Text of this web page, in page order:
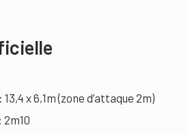
x 6,1m (zone d’attaque 2m)